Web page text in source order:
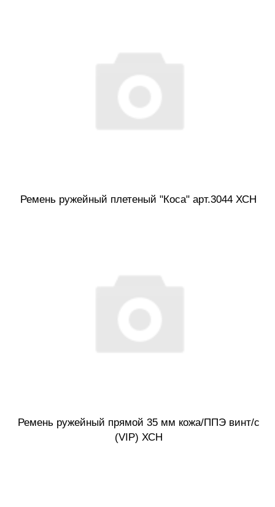
Ремень ружейный плетеный "Коса" арт.3044 ХСН
Ремень ружейный прямой 35 мм кожа/ППЭ винт/с
(VIP) ХСН